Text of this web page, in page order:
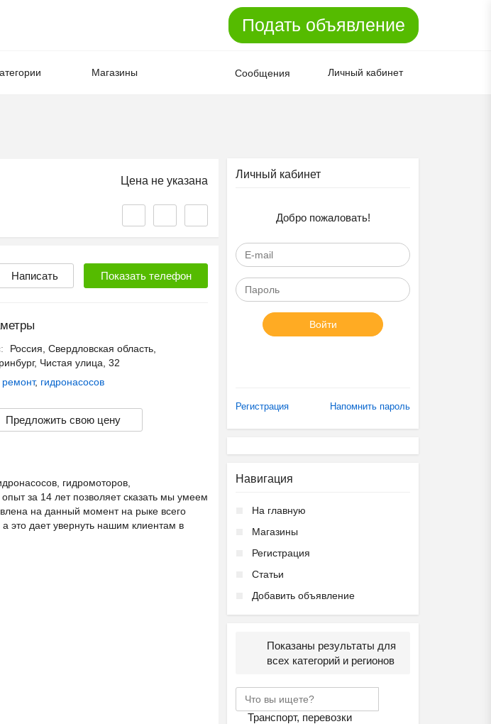
Подать объявление
Магазины Сообщения Личный кабинет
Цена не указана
Написать Показать телефон
Россия, Свердловская область,
Чистая улица, 32
ремонт, гидронасосов
Предложить свою цену
гидромоторов,
за 14 лет позволяет сказать мы умеем
на данный момент на рыке всего
это дает увернуть нашим клиентам в
Личный кабинет
Добро пожаловать!
Войти
Регистрация Напомнить пароль
Навигация
На главную
Магазины
Регистрация
Статьи
Добавить объявление
Показаны результаты для
всех категорий и регионов
Транспорт, перевозки